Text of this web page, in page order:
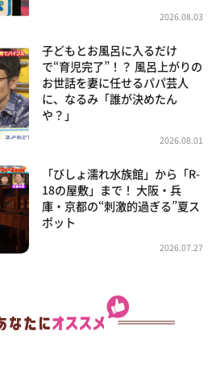
2026.08.03
子どもとお風呂に入るだけ
で“育児完了”！？ 風呂上がりの
お世話を妻に任せるパパ芸人
に、なるみ「誰が決めたん
や？」
2026.08.01
「びしょ濡れ水族館」から「R-
18の屋敷」まで！ 大阪・兵
庫・京都の“刺激的過ぎる”夏ス
ポット
2026.07.27